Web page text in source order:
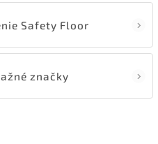
Safety Floor
značky